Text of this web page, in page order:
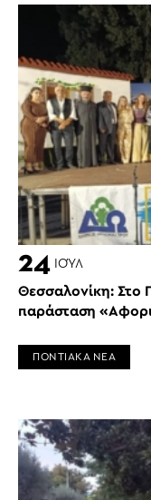
24 ΙΟΎΛ
Θεσσαλονίκη: Στο
παράσταση
ΠΟΝΤΙΑΚΑ ΝΕΑ